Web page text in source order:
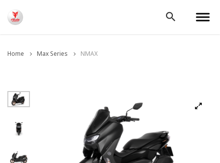
Home Max Series NMAX